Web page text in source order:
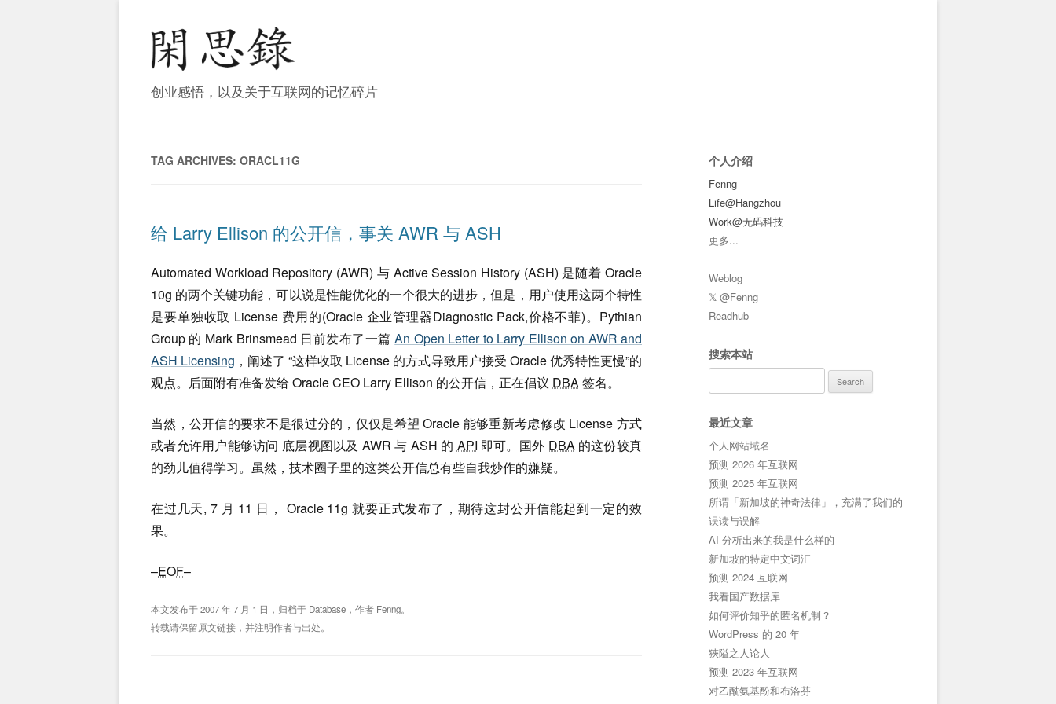
创业感悟，以及关于互联网的记忆碎片
TAG ARCHIVES: ORACL11G
给 Larry Ellison 的公开信，事关 AWR 与 ASH
Automated Workload Repository (AWR) 与 Active Session History (ASH) 是随着 Oracle
10g 的两个关键功能，可以说是性能优化的一个很大的进步，但是，用户使用这两个特性
是要单独收取 License 费用的(Oracle 企业管理器Diagnostic Pack,价格不菲)。Pythian
Group 的 Mark Brinsmead 日前发布了一篇An Open Letter to Larry Ellison on AWR and
ASH Licensing ，阐述了 “这样收取 License 的方式导致用户接受 Oracle 优秀特性更慢”的
观点。后面附有准备发给 Oracle CEO Larry Ellison 的公开信，正在倡议 DBA签名。
当然，公开信的要求不是很过分的，仅仅是希望 Oracle 能够重新考虑修改 License 方式
或者允许用户能够访问 底层视图以及 AWR 与 ASH 的 API 即可。国外 DBA的这份较真
的劲儿值得学习。虽然，技术圈子里的这类公开信总有些自我炒作的嫌疑。
在过几天, 7 月 11 日， Oracle 11g 就要正式发布了，期待这封公开信能起到一定的效
果。
–EOF–
本文发布于2007 年 7 月 1 日 ，归档于 Database ，作者 Fenng。
转载请保留原文链接，并注明作者与出处。
个人介绍
Fenng
Life@Hangzhou
Work@无码科技
更多...
Weblog
𝕏 @Fenng
Readhub
搜索本站
for:
最近文章
个人网站域名
预测 2026 年互联网
预测 2025 年互联网
所谓「新加坡的神奇法律」，充满了我们的
误读与误解
AI 分析出来的我是什么样的
新加坡的特定中文词汇
预测 2024 互联网
我看国产数据库
如何评价知乎的匿名机制？
WordPress 的 20 年
狹隘之人论人
预测 2023 年互联网
对乙酰氨基酚和布洛芬